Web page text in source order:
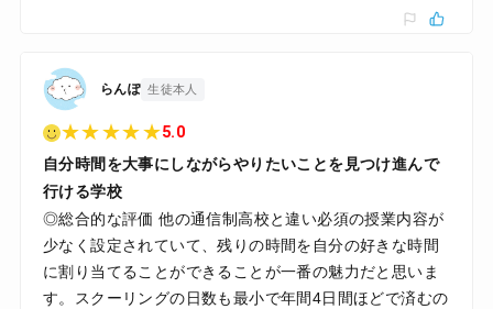
らんぽ 生徒本人
★★★★★5.0
自分時間を大事にしながらやりたいことを見つけ進んで
行ける学校
◎総合的な評価 他の通信制高校と違い必須の授業内容が
少なく設定されていて、残りの時間を自分の好きな時間
に割り当てることができることが一番の魅力だと思いま
す。スクーリングの日数も最小で年間4日間ほどで済むの